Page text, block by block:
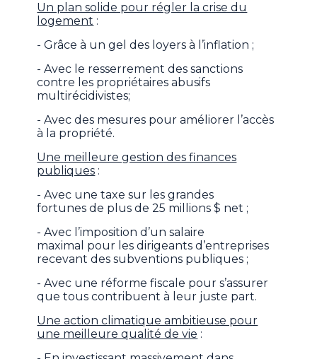
Un plan solide pour régler la crise du
logement :
- Grâce à un gel des loyers à l’inflation ;
- Avec le resserrement des sanctions
contre les propriétaires abusifs
multirécidivistes;
- Avec des mesures pour améliorer l’accès
à la propriété.
Une meilleure gestion des finances
publiques :
- Avec une taxe sur les grandes
fortunes de plus de 25 millions $ net ;
- Avec l’imposition d’un salaire
maximal pour les dirigeants d’entreprises
recevant des subventions publiques ;
- Avec une réforme fiscale pour s’assurer
que tous contribuent à leur juste part.
Une action climatique ambitieuse pour
une meilleure qualité de vie :